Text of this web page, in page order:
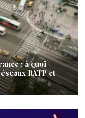
: à quoi
RATP et